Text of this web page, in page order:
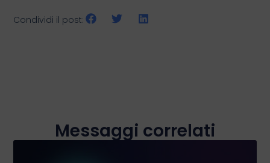
Condividi il post:
Messaggi correlati